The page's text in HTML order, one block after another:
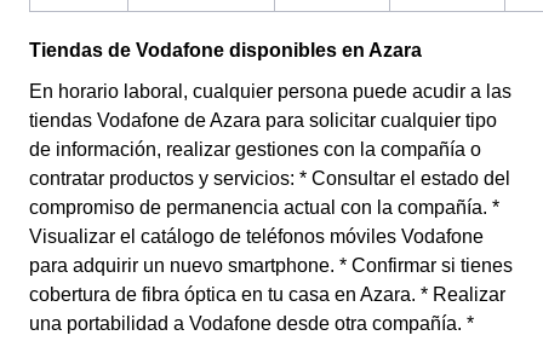
Tiendas de Vodafone disponibles en Azara
En horario laboral, cualquier persona puede acudir a las
tiendas Vodafone de Azara para solicitar cualquier tipo
de información, realizar gestiones con la compañía o
contratar productos y servicios: * Consultar el estado del
compromiso de permanencia actual con la compañía. *
Visualizar el catálogo de teléfonos móviles Vodafone
para adquirir un nuevo smartphone. * Confirmar si tienes
cobertura de fibra óptica en tu casa en Azara. * Realizar
una portabilidad a Vodafone desde otra compañía. *